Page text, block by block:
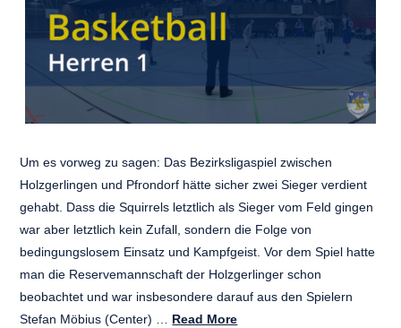
Um es vorweg zu sagen: Das Bezirksligaspiel zwischen
Holzgerlingen und Pfrondorf hätte sicher zwei Sieger verdient
gehabt. Dass die Squirrels letztlich als Sieger vom Feld gingen
war aber letztlich kein Zufall, sondern die Folge von
bedingungslosem Einsatz und Kampfgeist. Vor dem Spiel hatte
man die Reservemannschaft der Holzgerlinger schon
beobachtet und war insbesondere darauf aus den Spielern
Stefan Möbius (Center) … Read More